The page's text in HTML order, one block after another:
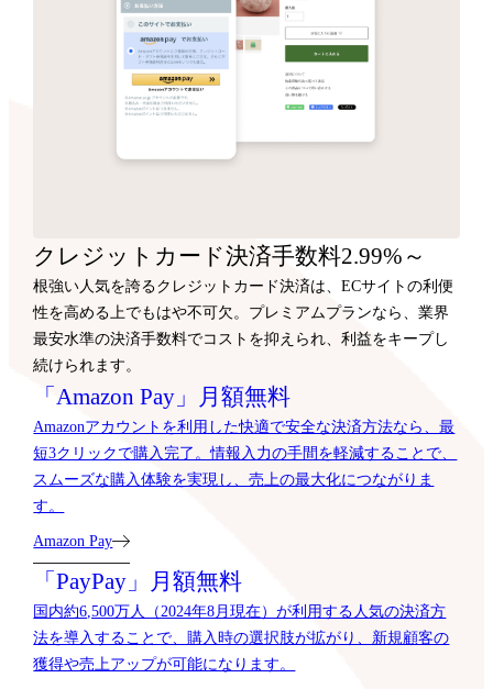
クレジットカード決済手数料2.99%～
根強い人気を誇るクレジットカード決済は、ECサイトの利便
性を高める上でもはや不可欠。プレミアムプランなら、業界
最安水準の決済手数料でコストを抑えられ、利益をキープし
続けられます。
「Amazon Pay」月額無料
Amazonアカウントを利用した快適で安全な決済方法なら、最
短3クリックで購入完了。情報入力の手間を軽減することで、
スムーズな購入体験を実現し、売上の最大化につながりま
す。
Amazon Pay
「PayPay」月額無料
国内約6,500万人（2024年8月現在）が利用する人気の決済方
法を導入することで、購入時の選択肢が拡がり、新規顧客の
獲得や売上アップが可能になります。